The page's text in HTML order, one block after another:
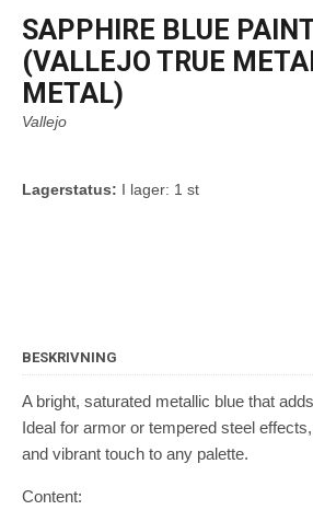
SAPPHIRE BLUE
(VALLEJO TRUE
METAL)
Vallejo
Lagerstatus: I lager: 1 st
BESKRIVNING
A bright, saturated metallic blue that
Ideal for armor or tempered steel
and vibrant touch to any palette.
Content: